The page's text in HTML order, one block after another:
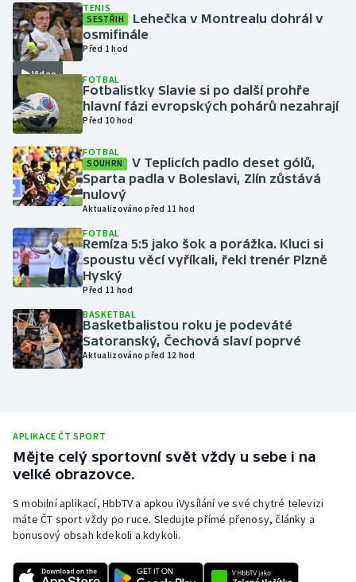
Jezdectví
Judo
Krasobruslení
Lyže a snowboard
Motorsport
Olympijské hry
Parasport
Plavání
Rychlostní kanoistika
Short track
Video
TENIS
SESTŘIH
Lehečka v Montrealu dohrál v
osmifinále
Před 1 hod
FOTBAL
Fotbalistky Slavie si po další prohře
hlavní fázi evropských pohárů nezahrají
Před 10 hod
FOTBAL
SOUHRN
V Teplicích padlo deset gólů,
Sparta padla v Boleslavi, Zlín zůstává
nulový
Aktualizováno před 11 hod
FOTBAL
Remíza 5:5 jako šok a porážka. Kluci si
spoustu věcí vyříkali, řekl trenér Plzně
Hyský
Před 11 hod
BASKETBAL
Basketbalistou roku je podeváté
Satoranský, Čechová slaví poprvé
Aktualizováno před 12 hod
APLIKACE ČT SPORT
Mějte celý sportovní svět vždy u sebe i na
velké obrazovce.
S mobilní aplikací, HbbTV a apkou iVysílání ve své chytré televizi
máte ČT sport vždy po ruce. Sledujte přímé přenosy, články a
bonusový obsah kdekoli a kdykoli.